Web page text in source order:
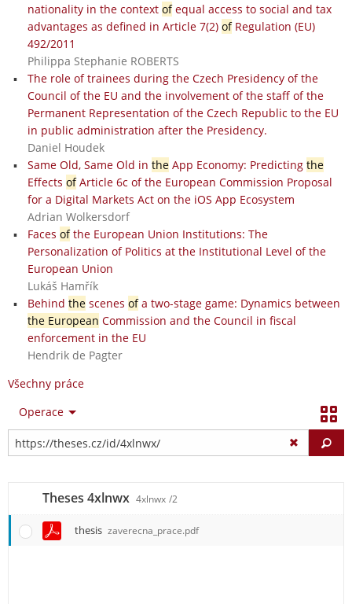
nationality in the context ofequal access to social and tax
advantages as defined in Article 7(2) ofRegulation (EU)
492/2011
Philippa Stephanie ROBERTS
The role of trainees during the Czech Presidency of the
Council of the EU and the involvement of the staff of the
Permanent Representation of the Czech Republic to the EU
in public administration after the Presidency.
Daniel Houdek
Same Old, Same Old in theApp Economy: Predicting the
Effects ofArticle 6c of the European Commission Proposal
for a Digital Markets Act on the iOS App Ecosystem
Adrian Wolkersdorf
Faces ofthe European Union Institutions: The
Personalization of Politics at the Institutional Level of the
European Union
Lukáš Hamřík
Behind thescenes ofa two-stage game: Dynamics between
the European Commission and the Council in fiscal
enforcement in the EU
Hendrik de Pagter
Všechny práce
Operace
Theses 4xlnwx 4xlnwx /2
thesis zaverecna_prace.pdf